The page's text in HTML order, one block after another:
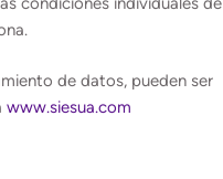
de datos, pueden ser
www.siesua.com